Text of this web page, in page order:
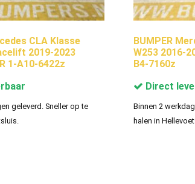
CLA Klasse
2019-2023
1-A10-6422z
geleverd. Sneller op te
BUMPER
W253 2016-
B4-7160z
Direct
Binnen 2
halen in